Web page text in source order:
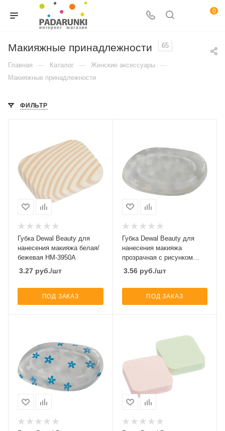
0
Макияжные принадлежности 65
Главная — Каталог — Женские аксессуары —
Макияжные принадлежности
ФИЛЬТР
Губка Dewal Beauty для
нанесения макияжа белая/
бежевая HM-3950A
3.27 руб./шт
ПОД ЗАКАЗ
Губка Dewal Beauty для
нанесения макияжа
прозрачная с рисунком
PUP-001
3.56руб./шт
ПОД ЗАКАЗ